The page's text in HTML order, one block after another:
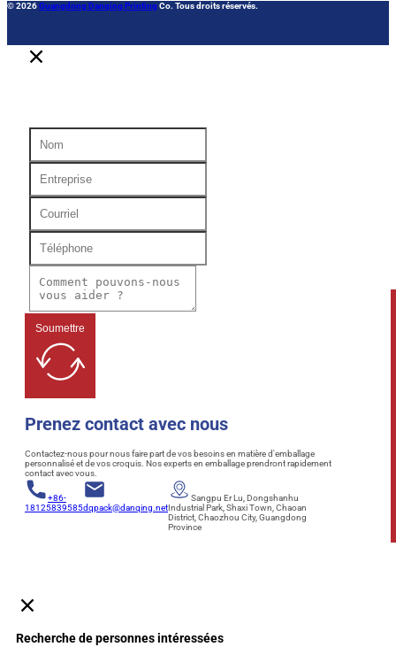
© 2026Guangdong Danqing Printing Co. Tous droits réservés.
Soumettre
Prenez contact avec nous
Contactez-nous pour nous faire part de vos besoins en matière d'emballage
personnalisé et de vos croquis. Nos experts en emballage prendront rapidement
contact avec vous.
+86-
18125839585dqpack@danqing.net
Sangpu Er Lu, Dongshanhu
Industrial Park, Shaxi Town, Chaoan
District, Chaozhou City, Guangdong
Province
Recherche de personnes intéressées